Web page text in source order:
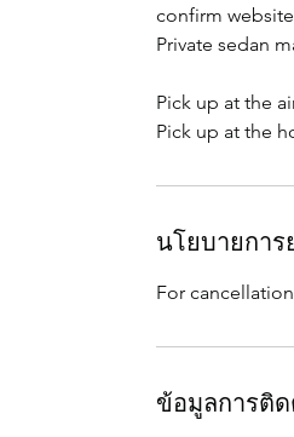
confirm
Private sedan
Pick up at the
นโยบายการ
For
ข้อมูลการติ